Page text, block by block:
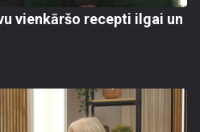
vienkāršo recepti ilgai un